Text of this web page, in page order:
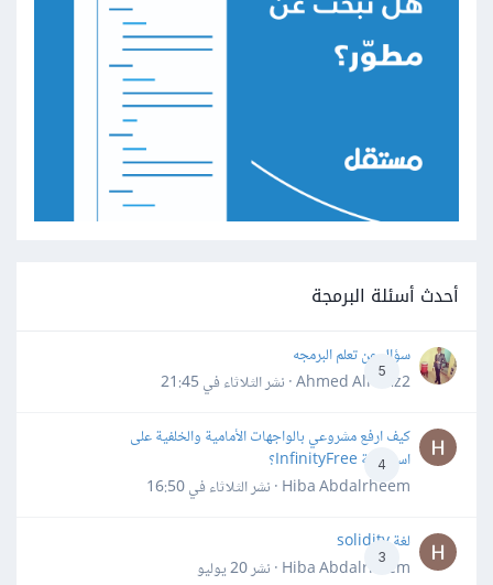
أحدث أسئلة البرمجة
5
سؤال عن تعلم البرمجه
Ahmed Alhafiz2 · نشر
الثلاثاء في 21:45
4
كيف ارفع مشروعي بالواجهات الأمامية والخلفية على
استضافة InfinityFree؟
Hiba Abdalrheem · نشر
الثلاثاء في 16:50
3
لغة solidity
Hiba Abdalrheem · نشر
20 يوليو